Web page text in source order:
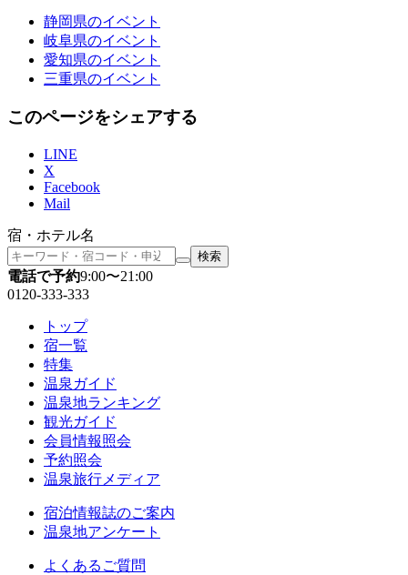
静岡県のイベント
岐阜県のイベント
愛知県のイベント
三重県のイベント
このページをシェアする
LINE
X
Facebook
Mail
宿・ホテル名
検索
電話で予約9:00〜21:00
0120-333-333
トップ
宿一覧
特集
温泉ガイド
温泉地ランキング
観光ガイド
会員情報照会
予約照会
温泉旅行メディア
宿泊情報誌のご案内
温泉地アンケート
よくあるご質問